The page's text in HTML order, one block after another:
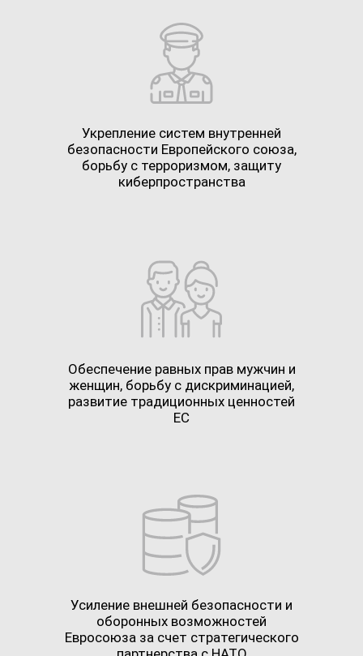
Укрепление систем внутренней
безопасности Европейского союза,
борьбу с терроризмом, защиту
киберпространства
Обеспечение равных прав мужчин и
женщин, борьбу с дискриминацией,
развитие традиционных ценностей
ЕС
Усиление внешней безопасности и
оборонных возможностей
Евросоюза за счет стратегического